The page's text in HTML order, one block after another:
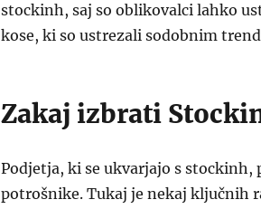
stockinh, saj so oblikovalci lahko
kose, ki so ustrezali sodobnim
Zakaj izbrati
Podjetja, ki se ukvarjajo s
potrošnike. Tukaj je nekaj ključnih